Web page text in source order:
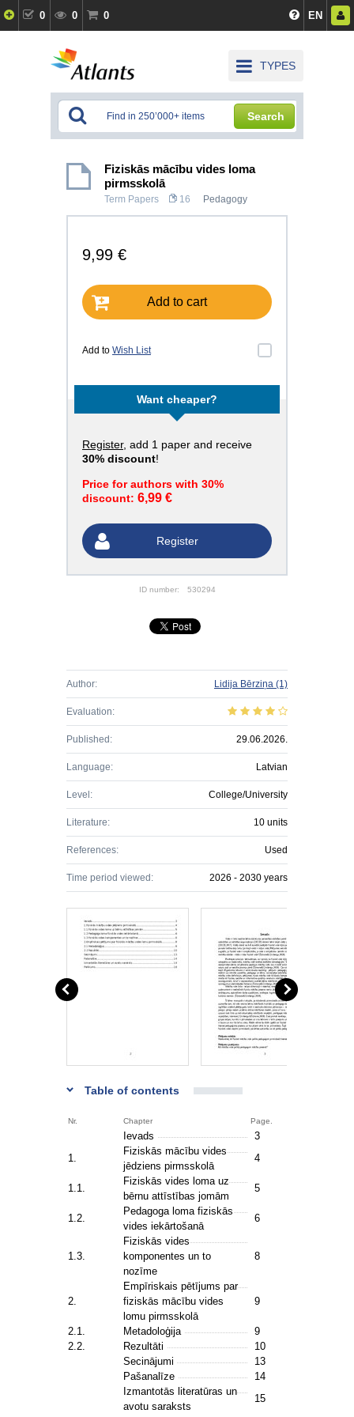
0 0 0 EN
TYPES
Search
Fiziskās mācību vides loma
pirmsskolā
Term Papers 16 Pedagogy
9,99 €
Add to cart
Add to Wish List
Want cheaper?
Register, add 1 paper and receive
30% discount!
Price for authors with 30%
discount: 6,99 €
Register
ID number: 530294
Author: Lidija Bērziņa (1)
Evaluation:
Published: 29.06.2026.
Language: Latvian
Level: College/University
Literature: 10 units
References: Used
Time period viewed: 2026 - 2030 years
Table of contents
Nr. Chapter Page.
Ievads
3
1.
Fiziskās mācību vides
jēdziens pirmsskolā
4
1.1.
Fiziskās vides loma uz
bērnu attīstības jomām
5
1.2.
Pedagoga loma fiziskās
vides iekārtošanā
6
1.3.
Fiziskās vides
komponentes un to
nozīme
8
2.
Empīriskais pētījums par
fiziskās mācību vides
lomu pirmsskolā
9
2.1. Metadoloģija
9
2.2.
Rezultāti
10
Secinājumi
13
Pašanalīze
14
Izmantotās literatūras un
avotu saraksts
15